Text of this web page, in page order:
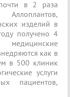
в 2 раза
изделий в
получено 4
медицинские
как в
в 500 клиник
услуги
пациентов,